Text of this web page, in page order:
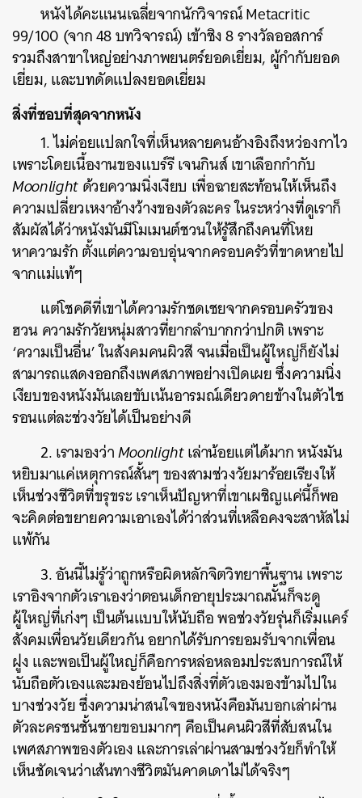
หนังได้คะแนนเฉลี่ยจากนักวิจารณ์ Metacritic
99/100 (จาก 48 บทวิจารณ์) เข้าชิง 8 รางวัลออสการ์
รวมถึงสาขาใหญ่อย่างภาพยนตร์ยอดเยี่ยม, ผู้กำกับยอด
เยี่ยม, และบทดัดแปลงยอดเยี่ยม
สิ่งที่ชอบที่สุดจากหนัง
1. ไม่ค่อยแปลกใจที่เห็นหลายคนอ้างอิงถึงหว่องกาไว
เพราะโดยเนื้องานของแบร์รี เจนกินส์ เขาเลือกกำกับ
Moonlightด้วยความนิ่งเงียบ เพื่อฉายสะท้อนให้เห็นถึง
ความเปลี่ยวเหงาอ้างว้างของตัวละคร ในระหว่างที่ดูเราก็
สัมผัสได้ว่าหนังมันมีโมเมนต์ชวนให้รู้สึกถึงคนที่โหย
หาความรัก ตั้งแต่ความอบอุ่นจากครอบครัวที่ขาดหายไป
จากแม่แท้ๆ
แต่โชคดีที่เขาได้ความรักชดเชยจากครอบครัวของ
ฮวน ความรักวัยหนุ่มสาวที่ยากลำบากกว่าปกติ เพราะ
‘ความเป็นอื่น’ ในสังคมคนผิวสี จนเมื่อเป็นผู้ใหญ่ก็ยังไม่
สามารถแสดงออกถึงเพศสภาพอย่างเปิดเผย ซึ่งความนิ่ง
เงียบของหนังมันเลยขับเน้นอารมณ์เดียวดายข้างในตัวไช
รอนแต่ละช่วงวัยได้เป็นอย่างดี
2. เรามองว่าMoonlightเล่าน้อยแต่ได้มาก หนังมัน
หยิบมาแค่เหตุการณ์สั้นๆ ของสามช่วงวัยมาร้อยเรียงให้
เห็นช่วงชีวิตที่ขรุขระ เราเห็นปัญหาที่เขาเผชิญแค่นี้ก็พอ
จะคิดต่อขยายความเอาเองได้ว่าส่วนที่เหลือคงจะสาหัสไม่
แพ้กัน
3. อันนี้ไม่รู้ว่าถูกหรือผิดหลักจิตวิทยาพื้นฐาน เพราะ
เราอิงจากตัวเราเองว่าตอนเด็กอายุประมาณนั้นก็จะดู
ผู้ใหญ่ที่เก่งๆ เป็นต้นแบบให้นับถือ พอช่วงวัยรุ่นก็เริ่มแคร์
สังคมเพื่อนวัยเดียวกัน อยากได้รับการยอมรับจากเพื่อน
ฝูง และพอเป็นผู้ใหญ่ก็คือการหล่อหลอมประสบการณ์ให้
นับถือตัวเองและมองย้อนไปถึงสิ่งที่ตัวเองมองข้ามไปใน
บางช่วงวัย ซึ่งความน่าสนใจของหนังคือมันบอกเล่าผ่าน
ตัวละครชนชั้นชายขอบมากๆ คือเป็นคนผิวสีที่สับสนใน
เพศสภาพของตัวเอง และการเล่าผ่านสามช่วงวัยก็ทำให้
เห็นชัดเจนว่าเส้นทางชีวิตมันคาดเดาไม่ได้จริงๆ